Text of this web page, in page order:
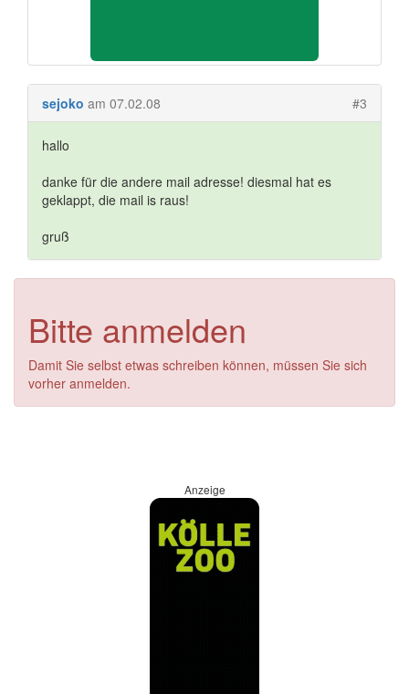
sejoko am 07.02.08 #3
hallo
danke für die andere mail adresse! diesmal hat es
geklappt, die mail is raus!
gruß
Bitte anmelden
Damit Sie selbst etwas schreiben können, müssen Sie sich
vorher anmelden.
Anzeige